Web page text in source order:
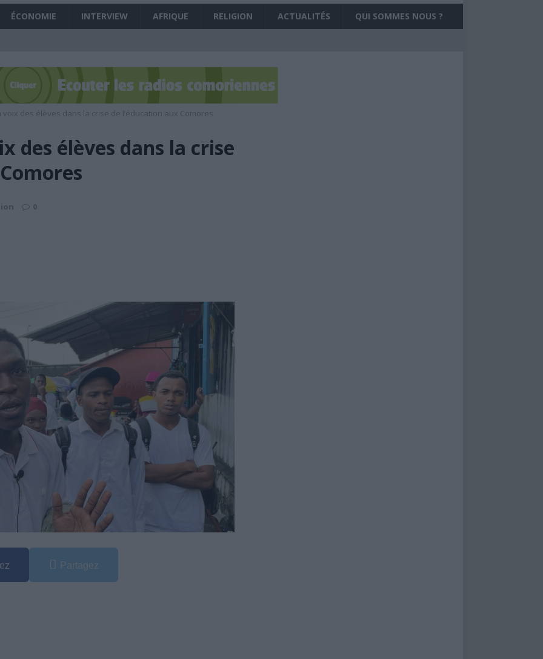
manœuvres des prochaines législatives ont débuté À LA UNE
victimes d’une arnaque aux numéros surtaxés ? SANS DÉTOUR
que l’initiative « la Ceinture et la Route » va permettre de relever
une possible assistance financière d’urgence du FMI aux Comores
: le chef du village et plusieurs notables en prison, les maisons
LA UNE
agents prêtent serment et renforcent les rangs de la police judiciaire
la crise : l’électricité pourrait s’arrêter totalement À LA UNE
les résultats en nette hausse, mais des milliers de candidats attendent
: l’incroyable réussite de deux détenus de la prison de Moroni À LA
quels sont les enjeux ? Et pour faire quoi?
ÉCONOMIE INTERVIEW AFRIQUE RELIGION ACTUALITÉS QUI SOMMES NOUS ?
voix des élèves dans la crise de l’éducation aux Comores
des élèves dans la crise
0
Partagez